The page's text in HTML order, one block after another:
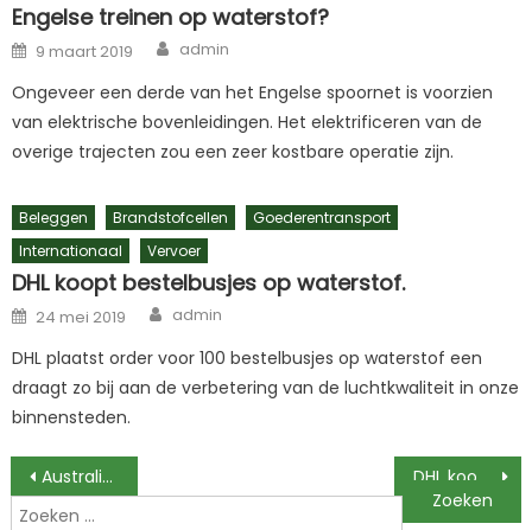
Engelse treinen op waterstof?
Posted
on
9 maart 2019 Author
admin
Ongeveer een derde van het Engelse spoornet is voorzien
van elektrische bovenleidingen. Het elektrificeren van de
overige trajecten zou een zeer kostbare operatie zijn.
Beleggen Brandstofcellen
Goederentransport
Internationaal
Vervoer
DHL koopt bestelbusjes op waterstof.
Posted
on
24 mei 2019 Author
admin
DHL plaatst order voor 100 bestelbusjes op waterstof een
draagt zo bij aan de verbetering van de luchtkwaliteit in onze
binnensteden.
Berichtnavigatie
Australië is er klaar voor!
Zoeken